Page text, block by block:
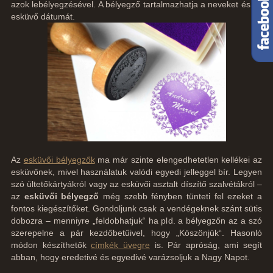
azok lebélyegzésével. A bélyegző tartalmazhatja a neveket és az
esküvő dátumát.
Az esküvői bélyegzőkma már szinte elengedhetetlen kellékei az
esküvőnek, mivel használatuk valódi egyedi jelleggel bír. Legyen
szó ültetőkártyákról vagy az esküvői asztalt díszítő szalvétákról –
az esküvői bélyegző még szebb fényben tünteti fel ezeket a
fontos kiegészítőket. Gondoljunk csak a vendégeknek szánt sütis
dobozra – menniyre „feldobhatjuk“ ha pld. a bélyegzőn az a szó
szerepelne a pár kezdőbetűivel, hogy „Köszönjük“. Hasonló
módon készíthetőkcímkék üvegre is. Pár apróság, ami segít
abban, hogy eredetivé és egyedivé varázsoljuk a Nagy Napot.